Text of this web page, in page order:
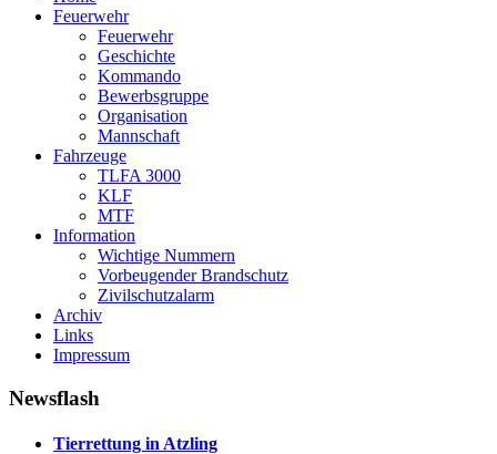
Geschichte
die letzten 125 Jahre
Feuerwehr
Feuerwehr
Geschichte
Kommando
Bewerbsgruppe
Organisation
Mannschaft
Fahrzeuge
TLFA 3000
KLF
MTF
Information
Wichtige Nummern
Vorbeugender Brandschutz
Zivilschutzalarm
Archiv
Links
Impressum
Newsflash
Tierrettung in Atzling